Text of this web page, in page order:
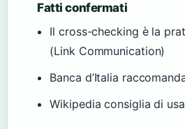
Fatti confermati
Il cross-checking è la
(Link Communication)
Banca d’Italia
Wikipedia consiglia di